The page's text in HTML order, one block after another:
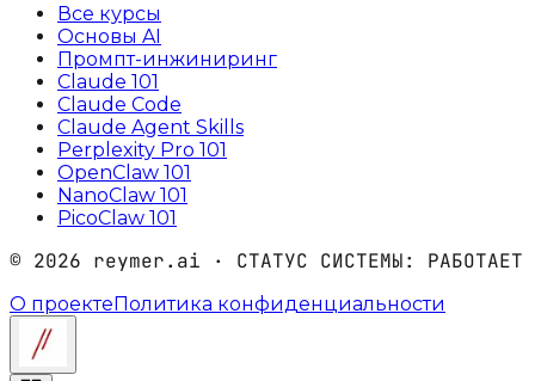
Все курсы
Основы AI
Промпт-инжиниринг
Claude 101
Claude Code
Claude Agent Skills
Perplexity Pro 101
OpenClaw 101
NanoClaw 101
PicoClaw 101
© 2026 reymer.ai · СТАТУС СИСТЕМЫ: РАБОТАЕТ
О проектеПолитика конфиденциальности